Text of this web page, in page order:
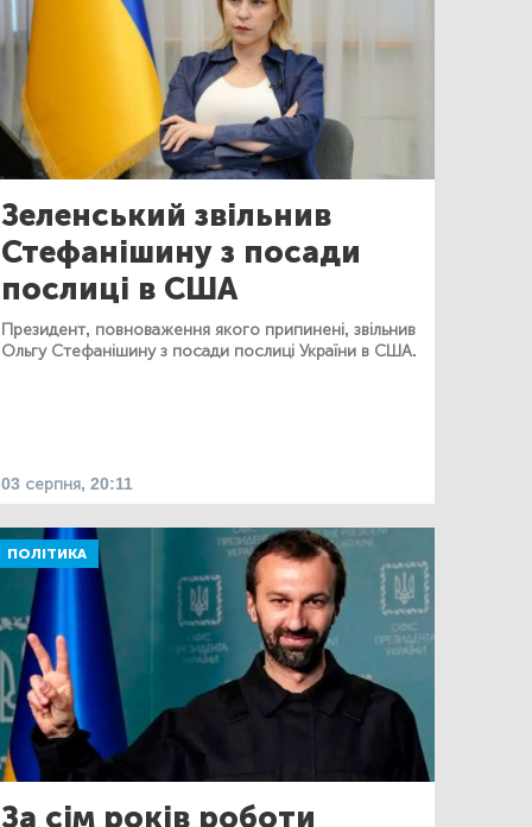
Зеленський звільнив
Стефанішину з посади
послиці в США
Президент, повноваження якого припинені, звільнив
Ольгу Стефанішину з посади послиці України в США.
03 серпня, 20:11
ПОЛІТИКА
За сім років роботи